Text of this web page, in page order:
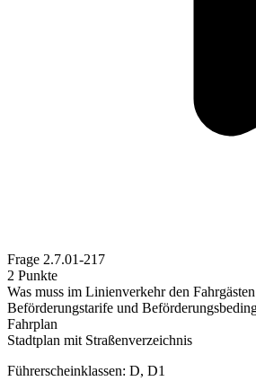
Frage 2.7.01-217
2 Punkte
Was muss im Linienverkehr den
Beförderungstarife und
Fahrplan
Stadtplan mit Straßenverzeichnis
Führerscheinklassen: D, D1